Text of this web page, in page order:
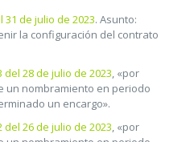
31 de julio de 2023. Asunto:
la configuración del contrato
del 28 de julio de 2023, «por
un nombramiento en periodo
un encargo».
del 26 de julio de 2023, «por